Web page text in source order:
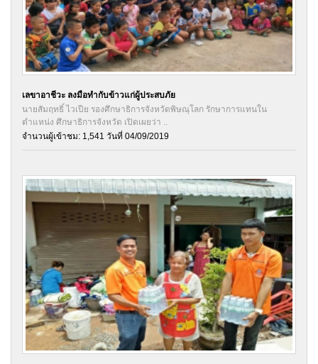
เลขาอาชีวะ ลงมือทำกับข้าวแก่ผู้ประสบภัย
นายสัมฤทธิ์ ไวเปีย รองศึกษาธิการจังหวัดพิษณุโลก รักษาการแทนใน
ตำแหน่ง ศึกษาธิการจังหวัด เปิดเผยว่า ..
จำนวนผู้เข้าชม: 1,541 วันที่ 04/09/2019